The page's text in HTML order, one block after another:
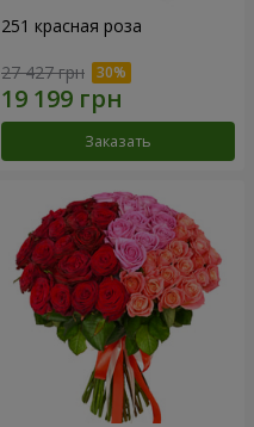
251 красная роза
27 427 грн
Заказать